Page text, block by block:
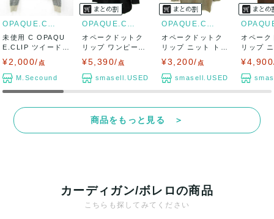
未使用 C OPAQU
E.CLIP ツイードラ
¥2,000/ 点
M.Secound
オペークドットク
リップ ワンピース
¥5,390/ 点
smasell.USED
オペークドットク
リップ ニット トッ
¥3,200/ 点
smasell.USED
オペーク
リップ
商品をもっと見る ＞
カーディガン/ボレロの商品
こちらも探してみてください